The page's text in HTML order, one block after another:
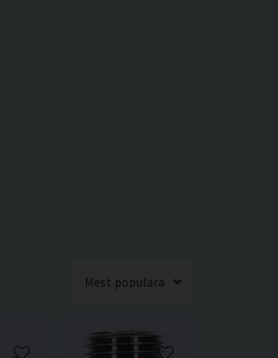
Mest populära